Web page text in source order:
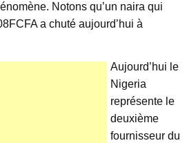
Notons qu’un naira qui
a chuté aujourd’hui à
Aujourd’hui le
Nigeria
représente le
deuxième
fournisseur du